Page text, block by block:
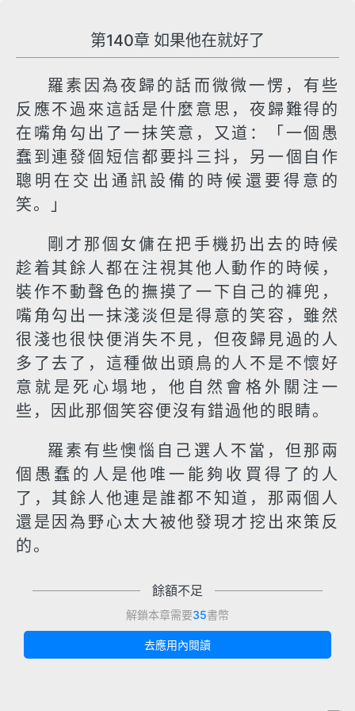
第140章 如果他在就好了
羅素因為夜歸的話而微微一愣，有些
反應不過來這話是什麼意思，夜歸難得的
在嘴角勾出了一抹笑意，又道：「一個愚
蠢到連發個短信都要抖三抖，另一個自作
聰明在交出通訊設備的時候還要得意的
笑。」
剛才那個女傭在把手機扔出去的時候
趁着其餘人都在注視其他人動作的時候，
裝作不動聲色的撫摸了一下自己的褲兜，
嘴角勾出一抹淺淡但是得意的笑容，雖然
很淺也很快便消失不見，但夜歸見過的人
多了去了，這種做出頭鳥的人不是不懷好
意就是死心塌地，他自然會格外關注一
些，因此那個笑容便沒有錯過他的眼睛。
羅素有些懊惱自己選人不當，但那兩
個愚蠢的人是他唯一能夠收買得了的人
了，其餘人他連是誰都不知道，那兩個人
還是因為野心太大被他發現才挖出來策反
的。
餘額不足
解鎖本章需要35書幣
去應用內閱讀